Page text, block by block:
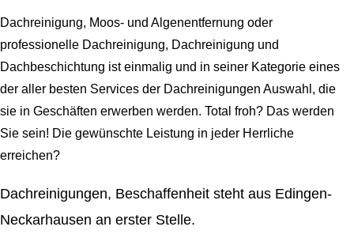
Dachreinigung, Moos- und Algenentfernung oder
professionelle Dachreinigung, Dachreinigung und
Dachbeschichtung ist einmalig und in seiner Kategorie eines
der aller besten Services der Dachreinigungen Auswahl, die
sie in Geschäften erwerben werden. Total froh? Das werden
Sie sein! Die gewünschte Leistung in jeder Herrliche
erreichen?
Dachreinigungen, Beschaffenheit steht aus Edingen-
Neckarhausen an erster Stelle.